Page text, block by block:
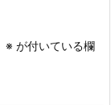
※ が付いている欄